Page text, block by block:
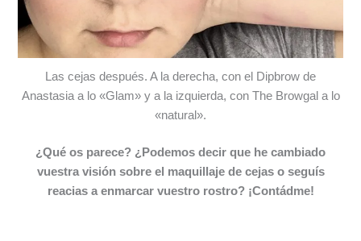
Las cejas después. A la derecha, con el Dipbrow de
Anastasia a lo «Glam» y a la izquierda, con The Browgal a lo
«natural».
¿Qué os parece? ¿Podemos decir que he cambiado
vuestra visión sobre el maquillaje de cejas o seguís
reacias a enmarcar vuestro rostro? ¡Contádme!